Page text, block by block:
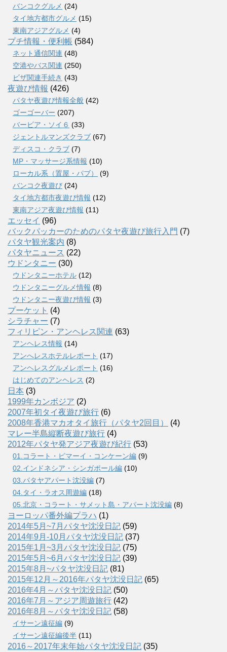
バンコクグルメ (24)
タイ地方都市グルメ (15)
東南アジアグルメ (4)
プチ情報・便利帳 (584)
ネット通信関連 (48)
空港やバス関連 (250)
ビザ関連手続き (43)
夜遊び情報 (426)
パタヤ夜遊び情報全般 (42)
ゴーゴーバー (207)
バービア・ソイ６ (33)
ジェントルマンズクラブ (67)
ディスコ・クラブ (7)
MP・マッサージ系情報 (10)
ローカル系（置屋・パブ）
(9)
バンコク夜遊び (24)
タイ地方都市夜遊び情報 (12)
東南アジア夜遊び情報 (11)
エッセイ (96)
バックパッカーのためのパタヤ夜遊び旅行入門 (7)
パタヤ観光案内 (8)
パタヤニュース (22)
ウドンタニー (30)
ウドンタニーホテル (12)
ウドンタニーグルメ情報 (8)
ウドンタニー夜遊び情報 (3)
プーケット (4)
シラチャー (7)
フィリピン・アンヘレス関連 (63)
アンヘレス情報 (14)
アンへレスホテルレポート (17)
アンヘレスグルメレポート (16)
はじめてのアンヘレス (2)
日本 (3)
1999年カンボジア (2)
2007年初タイ夜遊び旅行 (6)
2008年香港マカオタイ旅行（パタヤ2回目）
(4)
マレー半島縦断夜遊び旅行 (4)
2012年パタヤ発アジア夜遊び紀行 (53)
01.コラート・ピマーイ・コンケーン編 (9)
02.インドネシア・シンガポール編 (10)
03.パタヤアパート沈没編 (7)
04.タイ・ラオス周遊編 (18)
05.北京・コラート・サメット島・アパート沈没編 (8)
ヨーロッパ番外編プラハ (1)
2014年5月~7月パタヤ沈没日記 (59)
2014年9月-10月パタヤ沈没日記 (37)
2015年1月~3月パタヤ沈没日記 (75)
2015年5月~6月パタヤ沈没日記 (39)
2015年8月~パタヤ沈没日記 (81)
2015年12月～2016年パタヤ沈没日記 (65)
2016年4月～パタヤ沈没日記 (50)
2016年7月～アジア周遊旅行 (42)
2016年8月～パタヤ沈没日記 (58)
イサーン遠征編 (9)
イサーン遠征編後半 (11)
2016～2017年末年始パタヤ沈没日記 (35)